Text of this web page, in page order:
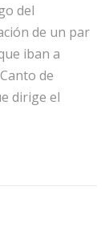
del
de un par
iban a
de
dirige el